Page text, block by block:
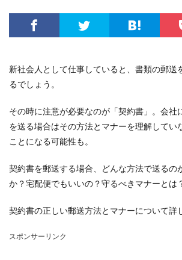
新社会人として仕事していると、書類の郵送
るでしょう。
その時に注意が必要なのが「契約書」。会社
を送る場合はその方法とマナーを理解してい
ことになる可能性も。
契約書を郵送する場合、どんな方法で送るの
か？宅配便でもいいの？守るべきマナーとは
契約書の正しい郵送方法とマナーについて詳
スポンサーリンク